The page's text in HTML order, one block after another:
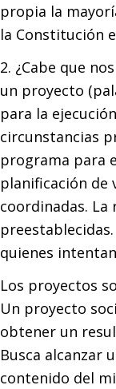
propia la
la Constitución
2. ¿Cabe que
un proyecto
para la
circunstancias
programa para
planificación de
coordinadas. La
quienes
Los proyectos
Un proyecto
obtener un
Busca alcanzar
contenido del